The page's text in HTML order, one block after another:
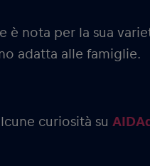
è nota per la sua
adatta alle famiglie.
curiosità su